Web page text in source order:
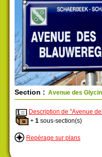
Section : Avenue des
Description de "Avenue
+ 1 sous-section(s)
Repérage sur plans